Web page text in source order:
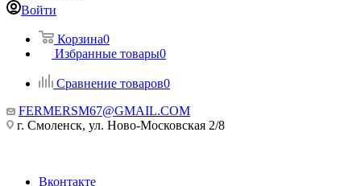
Войти
Корзина0
Избранные товары0
Сравнение товаров0
FERMERSM67@GMAIL.COM
г. Смоленск, ул. Ново-Московская 2/8
Вконтакте